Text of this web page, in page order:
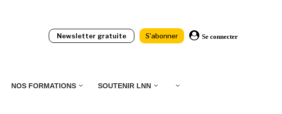
Newsletter gratuite S'abonner Se connecter
NOS FORMATIONS SOUTENIR LNN